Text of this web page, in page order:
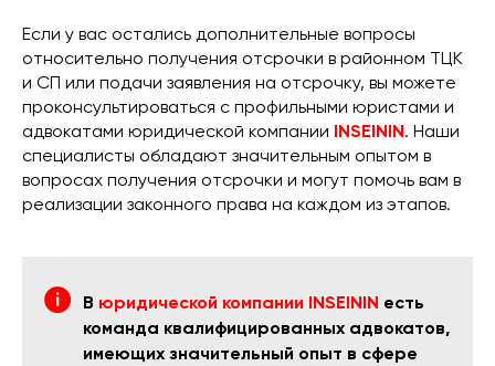
Если у вас остались дополнительные вопросы
относительно получения отсрочки в районном ТЦК
и СП или подачи заявления на отсрочку, вы можете
проконсультироваться с профильными юристами и
адвокатами юридической компании INSEININ. Наши
специалисты обладают значительным опытом в
вопросах получения отсрочки и могут помочь вам в
реализации законного права на каждом из этапов.
В юридической компании INSEININ есть
команда квалифицированных адвокатов,
имеющих значительный опыт в сфере